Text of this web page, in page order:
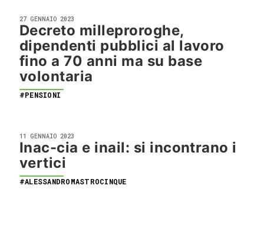
27 GENNAIO 2023
Decreto milleproroghe,
dipendenti pubblici al lavoro
fino a 70 anni ma su base
volontaria
#PENSIONI
11 GENNAIO 2023
Inac-cia e inail: si incontrano i
vertici
#ALESSANDROMASTROCINQUE